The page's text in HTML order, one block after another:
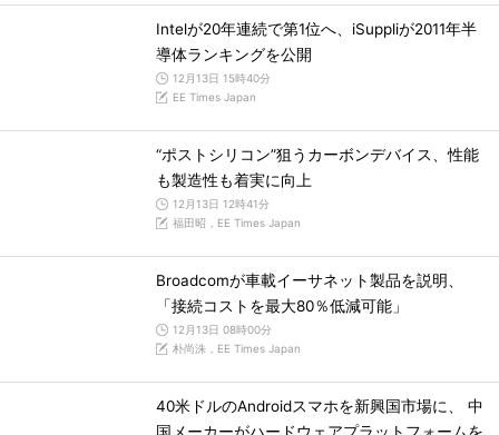
Intelが20年連続で第1位へ、iSuppliが2011年半
導体ランキングを公開
12月13日 15時40分
EE Times Japan
“ポストシリコン”狙うカーボンデバイス、性能
も製造性も着実に向上
12月13日 12時41分
福田昭，EE Times Japan
Broadcomが車載イーサネット製品を説明、
「接続コストを最大80％低減可能」
12月13日 08時00分
朴尚洙，EE Times Japan
40米ドルのAndroidスマホを新興国市場に、 中